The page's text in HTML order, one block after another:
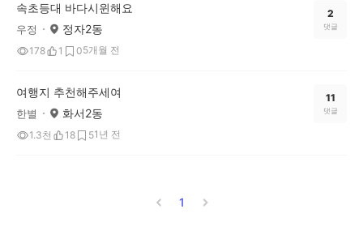
속초등대 바다시윈해요
우정 정자2동
178 1 05개월 전
2
댓글
여행지 추천해주세여
한별 화서2동
1.3천 18 51년 전
11
댓글
1